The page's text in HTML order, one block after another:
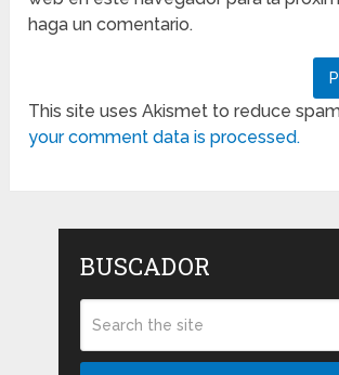
haga un comentario.
This site uses Akismet to reduce
your comment data is processed.
BUSCADOR